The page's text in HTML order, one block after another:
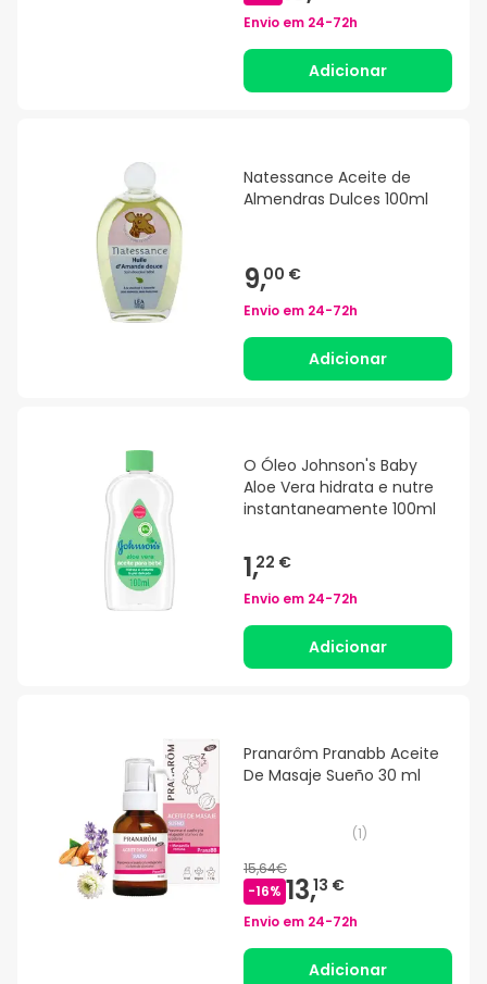
Envio em 24-72h
Adicionar
Natessance Aceite de
Almendras Dulces 100ml
9,00 €
Envio em 24-72h
Adicionar
O Óleo Johnson's Baby
Aloe Vera hidrata e nutre
instantaneamente 100ml
1,22 €
Envio em 24-72h
Adicionar
Pranarôm Pranabb Aceite
De Masaje Sueño 30 ml
(1)
15,64€
-16% 13,13 €
Envio em 24-72h
Adicionar